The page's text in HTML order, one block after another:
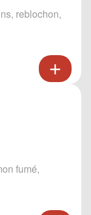
reblochon,
fumé,